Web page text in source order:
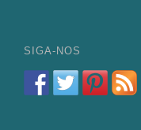
SIGA-NOS